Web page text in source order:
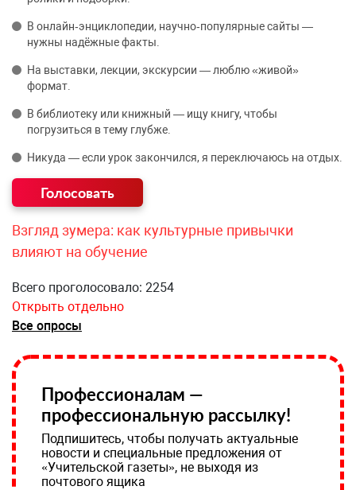
В онлайн‑энциклопедии, научно‑популярные сайты —
нужны надёжные факты.
На выставки, лекции, экскурсии — люблю «живой»
формат.
В библиотеку или книжный — ищу книгу, чтобы
погрузиться в тему глубже.
Никуда — если урок закончился, я переключаюсь на отдых.
Взгляд зумера: как культурные привычки
влияют на обучение
Всего проголосовало: 2254
Открыть отдельно
Все опросы
Профессионалам —
профессиональную рассылку!
Подпишитесь, чтобы получать актуальные
новости и специальные предложения от
«Учительской газеты», не выходя из
почтового ящика